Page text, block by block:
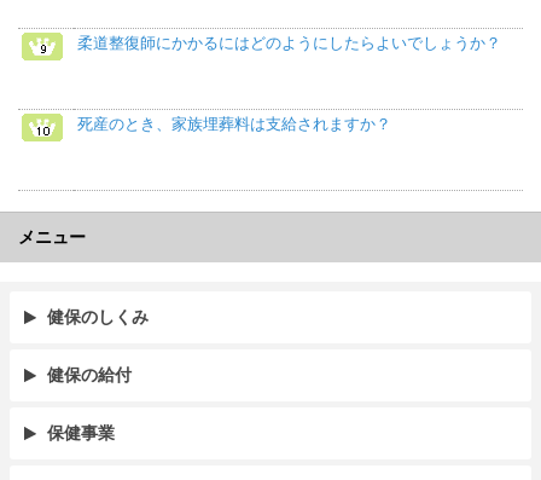
柔道整復師にかかるにはどのようにしたらよいでしょうか？
死産のとき、家族埋葬料は支給されますか？
メニュー
健保のしくみ
健保の給付
保健事業